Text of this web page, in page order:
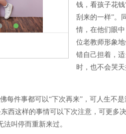
钱，看孩子花
刮来的一样”。
情，在他们眼
位老教师形象
错自己担着，
时，也不会哭
件事都可以“下次再来”，可人生不
西这样的事情可以下次注意，可更多
叫停而重新来过。